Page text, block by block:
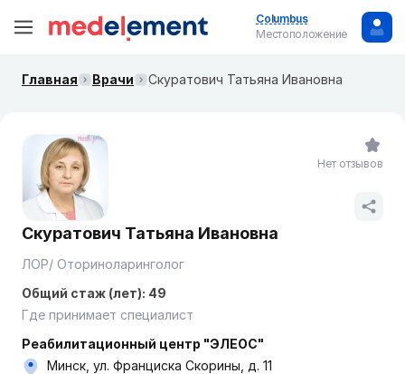
Columbus
Местоположение
Главная Врачи Скуратович Татьяна Ивановна
Скуратович Татьяна Ивановна
ЛОР/ Оториноларинголог
Общий стаж (лет): 49
Где принимает специалист
Реабилитационный центр "ЭЛЕОС"
Минск, ул. Франциска Скорины, д. 11
Нет отзывов